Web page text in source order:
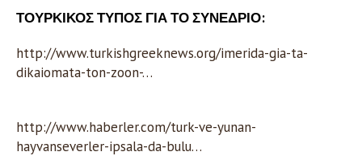
ΤΟΥΡΚΙΚΟΣ ΤΥΠΟΣ ΓΙΑ ΤΟ ΣΥΝΕΔΡΙΟ:
http://www.turkishgreeknews.org/imerida-gia-ta-
dikaiomata-ton-zoon-…
http://www.haberler.com/turk-ve-yunan-
hayvanseverler-ipsala-da-bulu…